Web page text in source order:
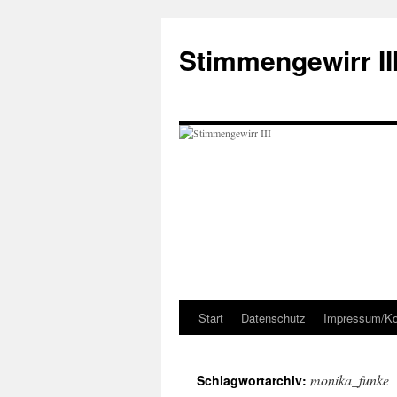
springen
Stimmengewirr
Start Datenschutz Impressum/
Schlagwortarchiv: monika_funke